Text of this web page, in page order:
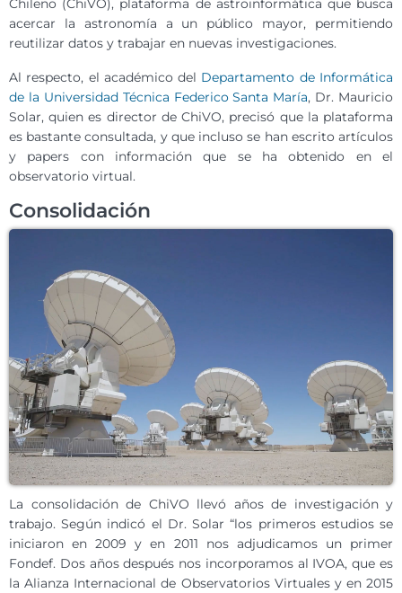
acercar la astronomía a un público mayor, permitiendo
reutilizar datos y trabajar en nuevas investigaciones.
Al respecto, el académico del Departamento de Informática
de la Universidad Técnica Federico Santa María, Dr. Mauricio
Solar, quien es director de ChiVO, precisó que la plataforma
es bastante consultada, y que incluso se han escrito artículos
y papers con información que se ha obtenido en el
observatorio virtual.
Consolidación
La consolidación de ChiVO llevó años de investigación y
trabajo. Según indicó el Dr. Solar “los primeros estudios se
iniciaron en 2009 y en 2011 nos adjudicamos un primer
Fondef. Dos años después nos incorporamos al IVOA, que es
la Alianza Internacional de Observatorios Virtuales y en 2015